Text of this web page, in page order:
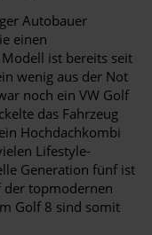
Autobauer
einen
ist bereits seit
wenig aus der Not
noch ein VW Golf
das Fahrzeug
Hochdachkombi
Lifestyle-
Generation fünf ist
der topmodernen
Golf 8 sind somit